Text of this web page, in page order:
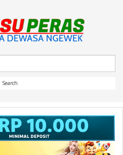
Search